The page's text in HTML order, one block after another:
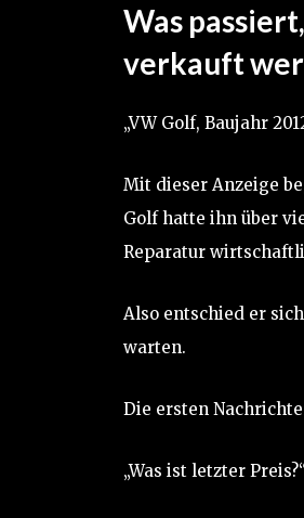
Was
verkauft
„VW Golf, Baujahr
Mit dieser Anzeige
Golf hatte ihn über
Reparatur
Also entschied er
warten.
Die ersten
„Was ist letzter